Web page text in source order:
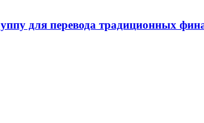
для перевода традиционных